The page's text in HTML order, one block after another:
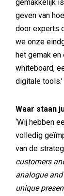
gemakkelijk
geven van
door experts
we onze
het gemak
whiteboard,
digitale tools.’
Waar staan
‘Wij hebben
volledig
van de
customers
analogue
unique